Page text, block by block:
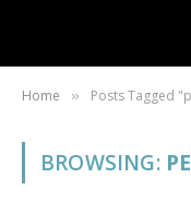
Home » Posts Tagged
BROWSING: